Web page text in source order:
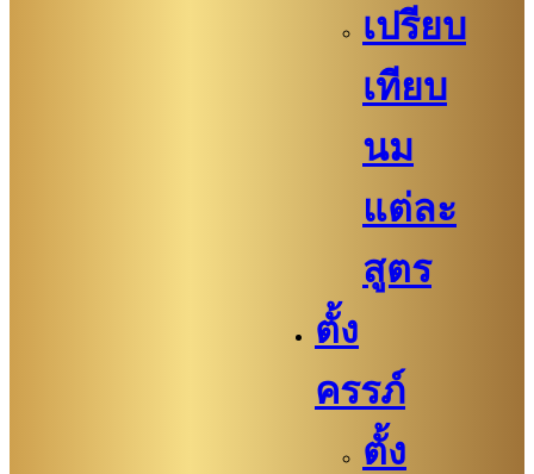
เปรียบ
เทียบ
นม
แต่ละ
สูตร
ตั้ง
ครรภ์
ตั้ง